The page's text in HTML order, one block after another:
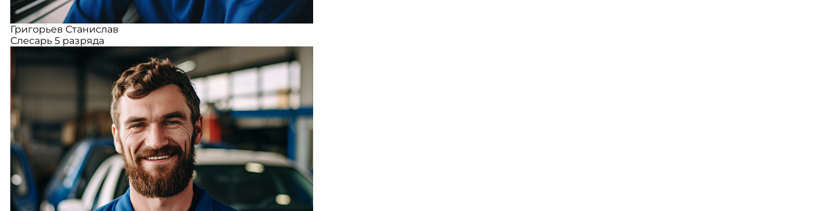
Григорьев Станислав
Слесарь 5 разряда